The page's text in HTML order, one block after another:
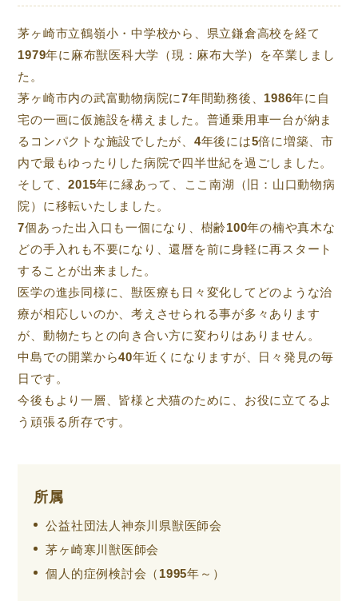
茅ヶ崎市立鶴嶺小・中学校から、県立鎌倉高校を経て
1979年に麻布獣医科大学（現：麻布大学）を卒業しまし
た。
茅ヶ崎市内の武富動物病院に7年間勤務後、1986年に自
宅の一画に仮施設を構えました。普通乗用車一台が納ま
るコンパクトな施設でしたが、4年後には5倍に増築、市
内で最もゆったりした病院で四半世紀を過ごしました。
そして、2015年に縁あって、ここ南湖（旧：山口動物病
院）に移転いたしました。
7個あった出入口も一個になり、樹齢100年の楠や真木な
どの手入れも不要になり、還暦を前に身軽に再スタート
することが出来ました。
医学の進歩同様に、獣医療も日々変化してどのような治
療が相応しいのか、考えさせられる事が多々あります
が、動物たちとの向き合い方に変わりはありません。
中島での開業から40年近くになりますが、日々発見の毎
日です。
今後もより一層、皆様と犬猫のために、お役に立てるよ
う頑張る所存です。
所属
公益社団法人神奈川県獣医師会
茅ヶ崎寒川獣医師会
個人的症例検討会（1995年～）